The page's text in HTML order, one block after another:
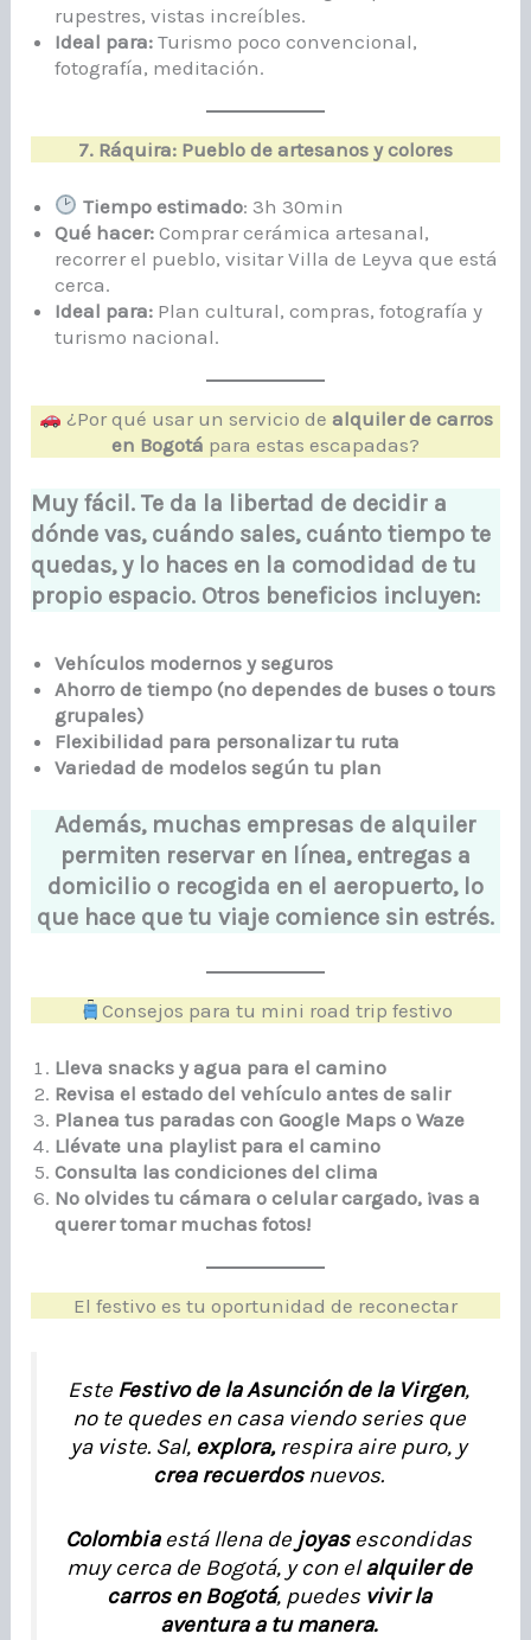
rupestres, vistas increíbles.
Ideal para: Turismo poco convencional,
fotografía, meditación.
7. Ráquira: Pueblo de artesanos y colores
Tiempo estimado: 3h 30min
Qué hacer:Comprar cerámica artesanal,
recorrer el pueblo, visitar Villa de Leyva que está
cerca.
Ideal para: Plan cultural, compras, fotografía y
turismo nacional.
¿Por qué usar un servicio de alquiler de carros
en Bogotá para estas escapadas?
Muy fácil. Te da la libertad de decidir a
dónde vas, cuándo sales, cuánto tiempo te
quedas, y lo haces en la comodidad de tu
propio espacio. Otros beneficios incluyen:
Vehículos modernos y seguros
Ahorro de tiempo (no dependes de buses o tours
grupales)
Flexibilidad para personalizar tu ruta
Variedad de modelos según tu plan
Además, muchas empresas de alquiler
permiten reservar en línea, entregas a
domicilio o recogida en el aeropuerto, lo
que hace que tu viaje comience sin estrés.
Consejos para tu mini road trip festivo
Lleva snacks y agua para el camino
Revisa el estado del vehículo antes de salir
Planea tus paradas con Google Maps o Waze
Llévate una playlist para el camino
Consulta las condiciones del clima
No olvides tu cámara o celular cargado, ¡vas a
querer tomar muchas fotos!
El festivo es tu oportunidad de reconectar
Este Festivo de la Asunción de la Virgen,
no te quedes en casa viendo series que
ya viste. Sal, explora,respira aire puro, y
crea recuerdosnuevos.
Colombia está llena de joyasescondidas
muy cerca de Bogotá, y con elalquiler de
carros en Bogotá, puedes vivir la
aventura a tu manera.